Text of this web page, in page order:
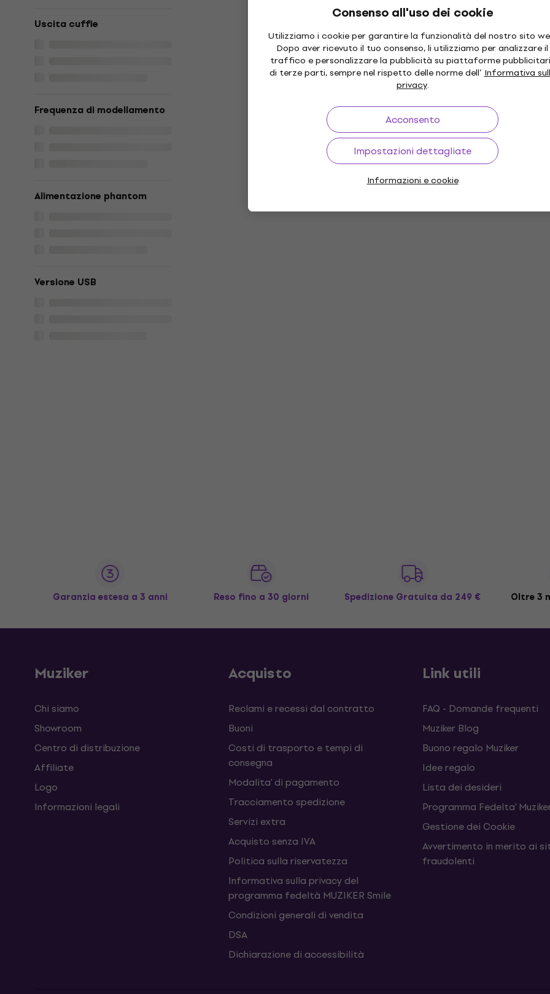
Consenso all'uso dei cookie
Utilizziamo i cookie per garantire la funzionalità del nostro sito
Dopo aver ricevuto il tuo consenso, li utilizziamo per analizzare il
traffico e personalizzare la pubblicità su piattaforme
di terze parti, sempre nel rispetto delle norme dell’Informativa
privacy.
Acconsento
Impostazioni dettagliate
Informazioni e cookie
Uscita cuffie
Frequenza di modellamento
Alimentazione phantom
Versione USB
Garanzia estesa a 3 anni Reso fino a 30 giorni Spedizione Gratuita da 249 € Oltre 3
Muziker
Chi siamo
Showroom
Centro di distribuzione
Affiliate
Logo
Informazioni legali
Acquisto
Reclami e recessi dal contratto
Buoni
Costi di trasporto e tempi di
consegna
Modalita' di pagamento
Tracciamento spedizione
Servizi extra
Acquisto senza IVA
Politica sulla riservatezza
Informativa sulla privacy del
programma fedeltà MUZIKER Smile
Condizioni generali di vendita
DSA
Dichiarazione di accessibilità
Link utili
FAQ - Domande frequenti
Muziker Blog
Buono regalo Muziker
Idee regalo
Lista dei desideri
Programma Fedelta'
Gestione dei Cookie
Avvertimento in merito ai
fraudolenti